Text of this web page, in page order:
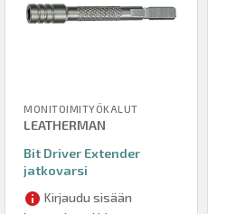
MONITOIMITYÖKALUT
LEATHERMAN
Bit Driver Extender
jatkovarsi
Kirjaudu sisään